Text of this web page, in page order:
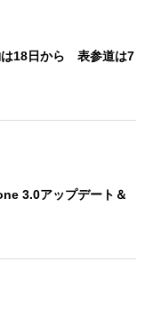
18日から 表参道は7
3.0アップデート＆